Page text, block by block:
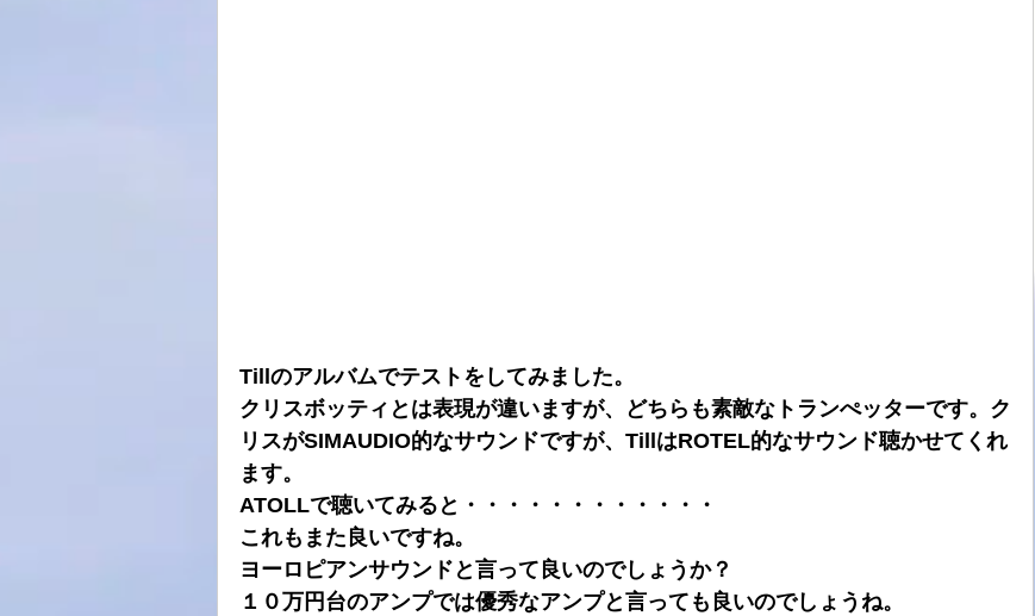
Tillのアルバムでテストをしてみました。
クリスボッティとは表現が違いますが、どちらも素敵なトランぺッターです。ク
リスがSIMAUDIO的なサウンドですが、TillはROTEL的なサウンド聴かせてくれ
ます。
ATOLLで聴いてみると・・・・・・・・・・・・
これもまた良いですね。
ヨーロピアンサウンドと言って良いのでしょうか？
１０万円台のアンプでは優秀なアンプと言っても良いのでしょうね。